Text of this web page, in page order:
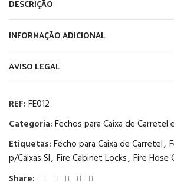
DESCRIÇÃO
INFORMAÇÃO ADICIONAL
AVISO LEGAL
REF: FE012
Categoria: Fechos para Caixa de Carretel
Etiquetas: Fecho para Caixa de Carretel,
p/Caixas SI, Fire Cabinet Locks, Fire Hose
Share: